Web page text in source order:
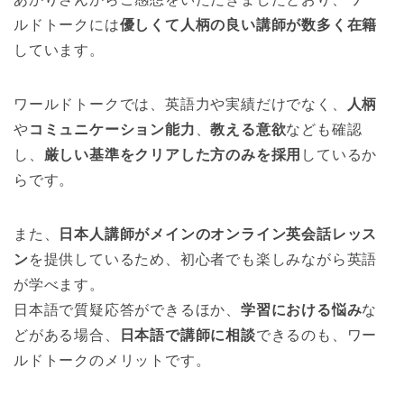
ルドトークには優しくて人柄の良い講師が数多く在籍
しています。
ワールドトークでは、英語力や実績だけでなく、
人柄
やコミュニケーション能力 、教える意欲なども確認
し、 厳しい基準をクリアした方のみを採用 しているか
らです。
また、
日本人講師がメインのオンライン英会話レッス
ンを提供しているため、初心者でも楽しみながら英語
が学べます。
日本語で質疑応答ができるほか、 学習における悩みな
どがある場合、
日本語で講師に相談できるのも、ワー
ルドトークのメリットです。